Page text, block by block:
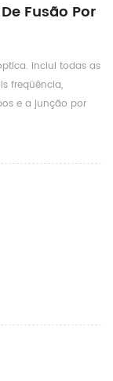
Fusão Por
inclui todas as
freqüência,
e a junção por